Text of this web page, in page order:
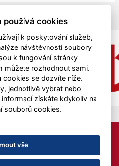
cookies
z finančních prostředků
kraje.
RSS
používá cookies
k poskytování služeb,
návštěvnosti soubory
k fungování stránky
můžete rozhodnout sami.
cookies se dozvíte níže.
jednotlivě vybrat nebo
získáte kdykoliv na
souborů cookies.
vše